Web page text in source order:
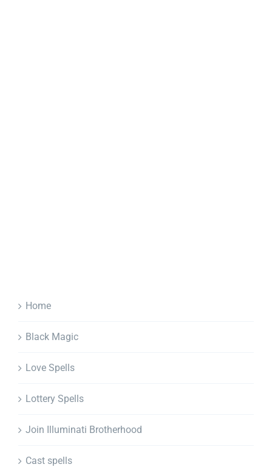
Home
Black Magic
Love Spells
Lottery Spells
Join Illuminati Brotherhood
Cast spells